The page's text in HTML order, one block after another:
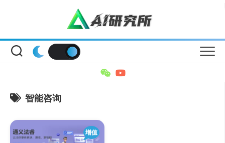
智能咨询
增值